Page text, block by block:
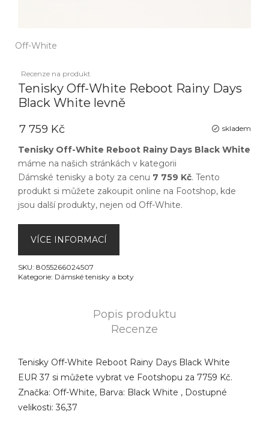
Off-White
Recenze na produkt
Tenisky Off-White Reboot Rainy Days
Black White levně
skladem
7 759 Kč
Tenisky Off-White Reboot Rainy Days Black White
máme na našich stránkách v kategorii
Dámské tenisky a boty za cenu 7 759 Kč. Tento
produkt si můžete zakoupit online na Footshop, kde
jsou další produkty, nejen od Off-White.
VÍCE INFORMACÍ
SKU: 8055266024507
Kategorie: Dámské tenisky a boty
Popis produktu
Recenze
Tenisky Off-White Reboot Rainy Days Black White
EUR 37 si můžete vybrat ve Footshopu za 7759 Kč.
Značka: Off-White, Barva: Black White , Dostupné
velikosti: 36,37